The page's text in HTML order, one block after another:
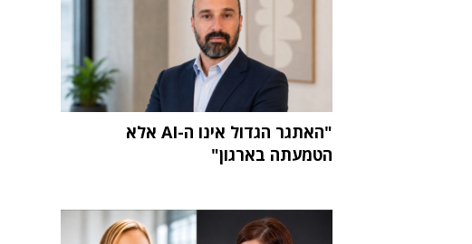
"האתגר הגדול אינו ה-AI אלא
הטמעתה בארגון"